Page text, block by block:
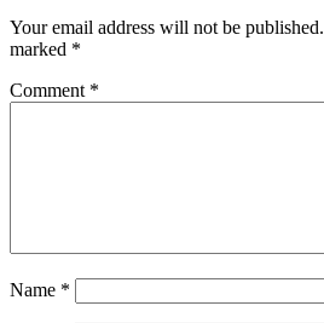
Your email address will not be published.
marked *
Comment *
Name *